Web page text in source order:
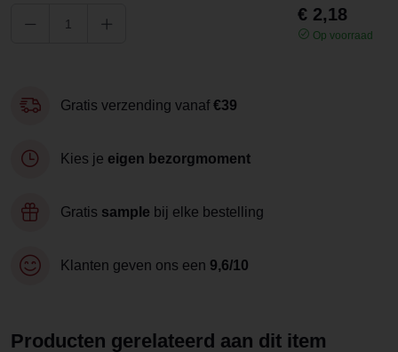
€ 2,18
Op voorraad
Gratis verzending vanaf €39
Kies je eigen bezorgmoment
Gratis sample bij elke bestelling
Klanten geven ons een 9,6/10
Producten gerelateerd aan dit item